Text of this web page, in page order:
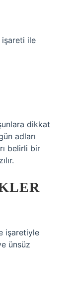
işareti ile
dikkat
adları
belirli bir
işaretiyle
ünsüz